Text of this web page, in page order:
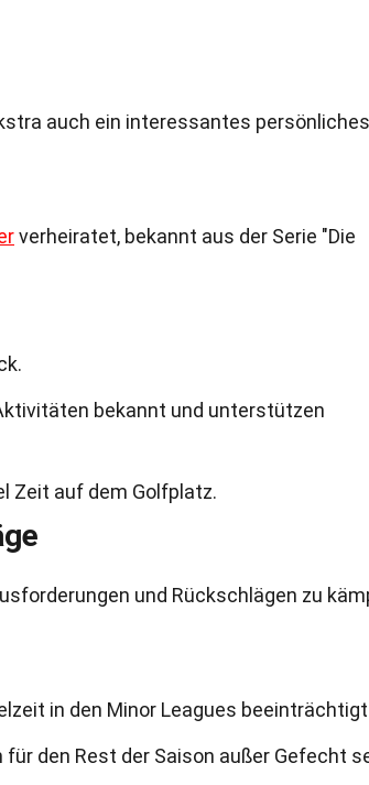
auch ein interessantes persönliches
verheiratet, bekannt aus der Serie "Die
bekannt und unterstützen
Zeit auf dem Golfplatz.
und Rückschlägen zu
in den Minor Leagues
den Rest der Saison außer Gefecht